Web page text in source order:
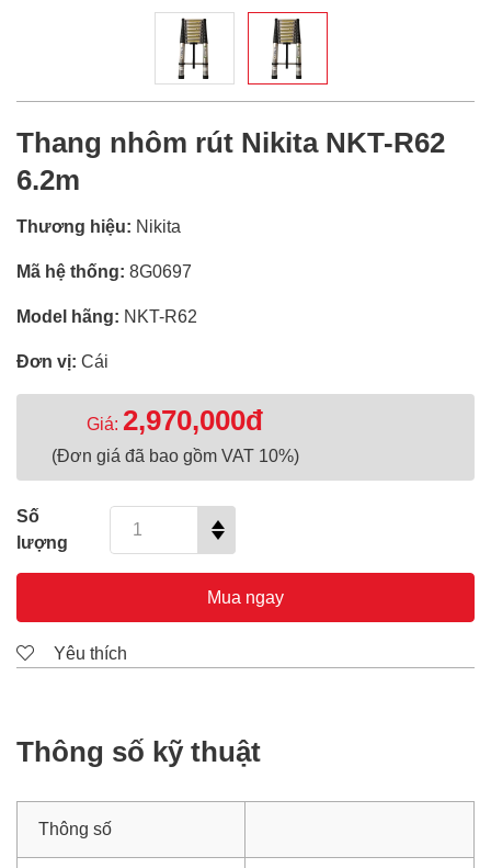
Thang nhôm rút Nikita NKT-R62
6.2m
Thương hiệu: Nikita
Mã hệ thống: 8G0697
Model hãng: NKT-R62
Đơn vị: Cái
Giá: 2,970,000đ
(Đơn giá đã bao gồm VAT 10%)
Số
lượng
Mua ngay
Yêu thích
Thông số kỹ thuật
Thông số